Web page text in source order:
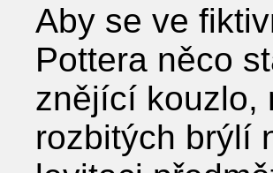
Aby se ve
Pottera něco
znějící kouzlo,
rozbitých brýlí